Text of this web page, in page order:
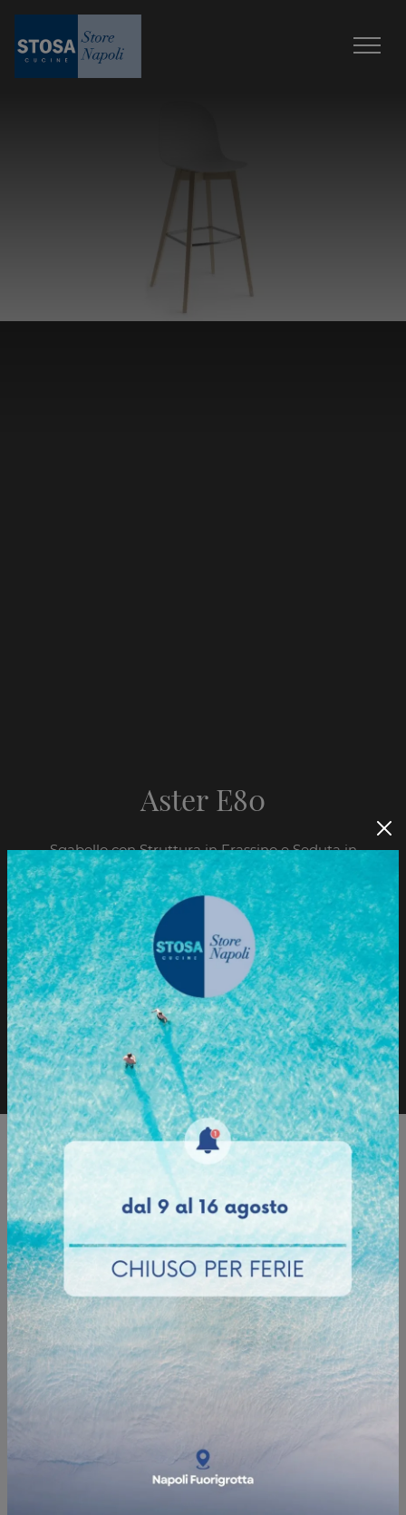
Sgabello con Struttura in Frassino e Seduta in
Polipropilene.
Sfoglia il Catalogo
Richiedi informazioni
Aster E80
Sfoglia il catalogo